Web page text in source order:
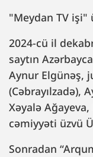
"Meydan TV
2024-cü il
saytın
Aynur Elgünəş,
(Cəbrayılzadə),
Xəyalə
cəmiyyəti üzvü
Sonradan